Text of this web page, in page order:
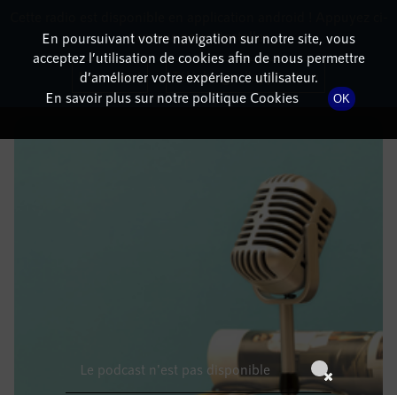
DÉTAILS DE L'ÉPISODE
11 novembre 2022à 6h59, durée : Invalid date
En poursuivant votre navigation sur notre site, vous
acceptez l’utilisation de cookies afin de nous permettre
d’améliorer votre expérience utilisateur.
En savoir plus sur notre politique Cookies
OK
dessous pour l'installer.
Non merci Télécharger l'application
Le podcast n'est pas disponible